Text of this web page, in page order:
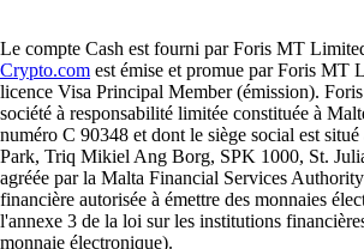
Learn more
Memecoins : définition, exemples et tout ce
Nés de blagues virales et propulsés vers des
milliards, les memecoins se sont imposés
les plus marquants de l'univers crypto.
fonctionnent, pourquoi ils comptent et comment